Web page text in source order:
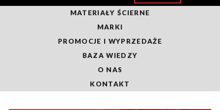
MATERIAŁY ŚCIERNE
MARKI
PROMOCJE I WYPRZEDAŻE
BAZA WIEDZY
O NAS
KONTAKT